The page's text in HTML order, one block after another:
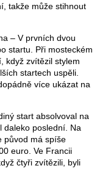
takže může stihnout
– V prvních dvou
startu. Při mosteckém
když zvítězil stylem
startech uspěli.
více ukázat na
start absolvoval na
daleko poslední. Na
původ má spíše
euro. Ve Francii
čtyři zvítězili, byli